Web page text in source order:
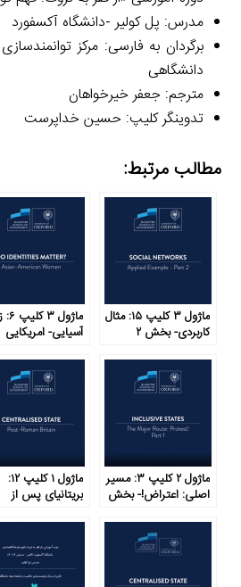
مدرس: پل کولیر -دانشگاه آکسفورد
برگردان به فارسی: مرکز
دانشگاهی
مترجم: جعفر خیرخواهان
تدوینگر کلیپ: حسین خداپرست
مطالب مرتبط:
ماژول ۳ کلیپ ۱۵: مثال
کاربردی- بخش ۲
آسیایی- امریکایی
ماژول ۲ کلیپ ۳: مسیر
اصلی: اعتراض!- بخش
ماژول ۱ کلیپ ۱۲:
بریتانیای پس از